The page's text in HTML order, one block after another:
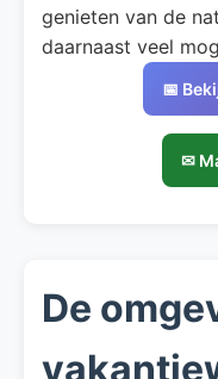
genieten van de
daarnaast veel
📅
✉
De